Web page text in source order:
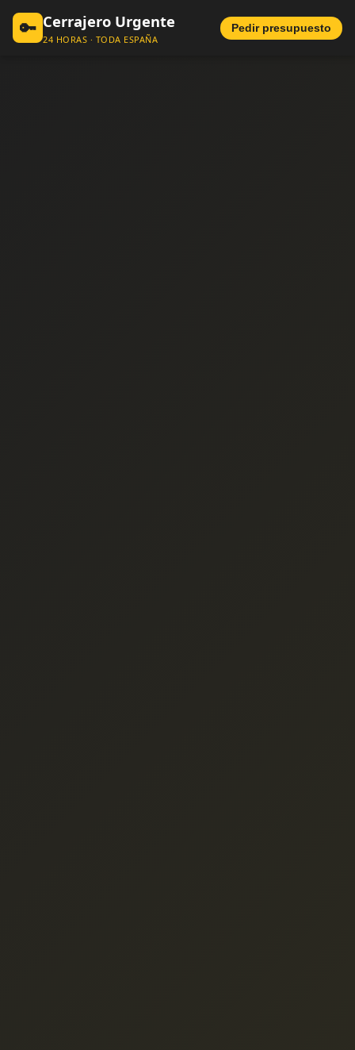
🔑 Cerrajero Urgente
24 HORAS · TODA ESPAÑA
Pedir presupuesto